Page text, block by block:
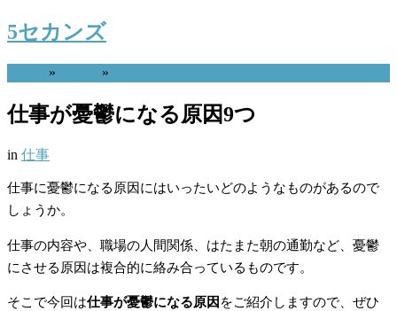
5セカンズ
» »
仕事が憂鬱になる原因9つ
in 仕事
仕事に憂鬱になる原因にはいったいどのようなものがあるので
しょうか。
仕事の内容や、職場の人間関係、はたまた朝の通勤など、憂鬱
にさせる原因は複合的に絡み合っているものです。
そこで今回は仕事が憂鬱になる原因 をご紹介しますので、ぜひ